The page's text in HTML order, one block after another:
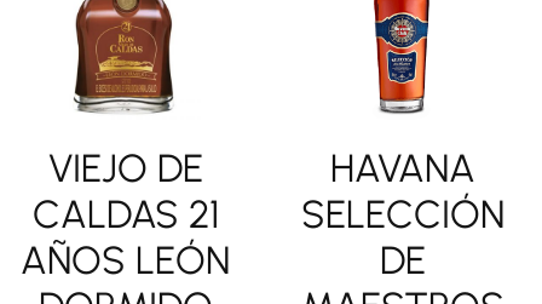
VIEJO DE
CALDAS 21
AÑOS LEÓN
HAVANA
SELECCIÓN
DE